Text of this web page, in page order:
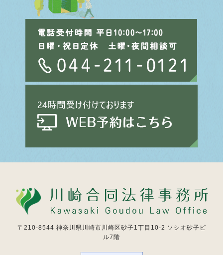
〒210-8544 神奈川県川崎市川崎区砂子1丁目10-2 ソシオ砂子ビ
ル7階